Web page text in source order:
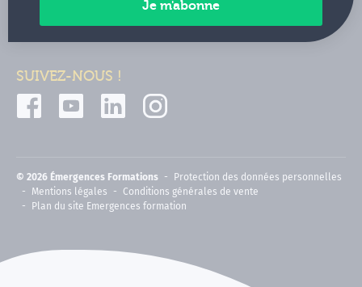
SUIVEZ-NOUS !
© 2026 Émergences Formations
Protection des données personnelles
Mentions légales
Conditions générales de vente
Plan du site Emergences formation